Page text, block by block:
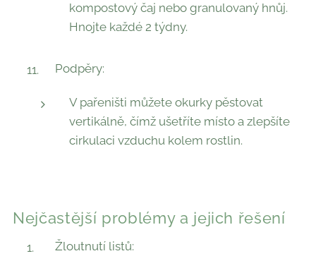
kompostový čaj nebo granulovaný hnůj.
Hnojte každé 2 týdny.
Podpěry:
V pařeništi můžete okurky pěstovat
vertikálně, čímž ušetříte místo a zlepšíte
cirkulaci vzduchu kolem rostlin.
Nejčastější problémy a jejich řešení
Žloutnutí listů: